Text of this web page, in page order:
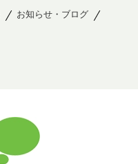
お知らせ・ブログ